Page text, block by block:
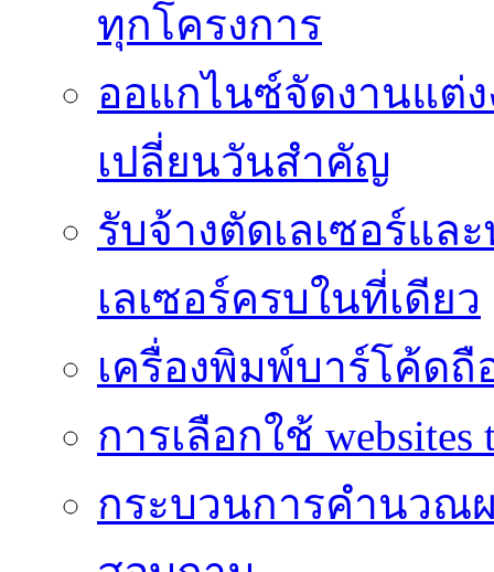
ทุกโครงการ
ออแกไนซ์จัดงานแต่
เปลี่ยนวันสำคัญ
รับจ้างตัดเลเซอร์แ
เลเซอร์ครบในที่เดียว
เครื่องพิมพ์บาร์โค้ด
การเลือกใช้ websites
กระบวนการคำนวณ